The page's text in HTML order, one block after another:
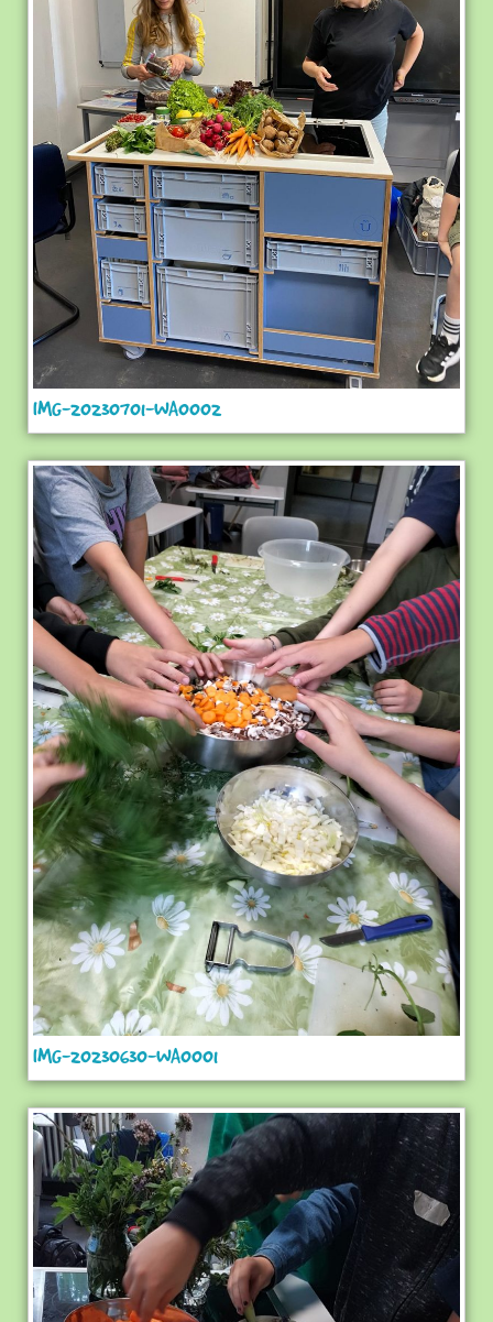
IMG-20230701-WA0002
IMG-20230630-WA0001